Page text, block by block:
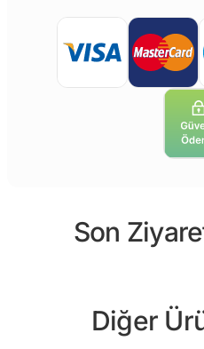
Son
Diğer